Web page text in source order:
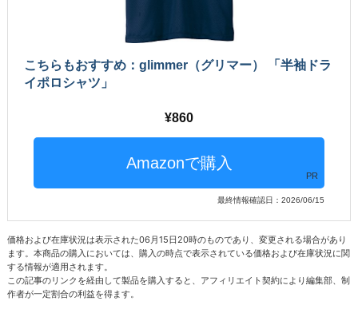
こちらもおすすめ：glimmer（グリマー） 「半袖ドラ
イポロシャツ」
860
PR
最終情報確認日：2026/06/15
価格および在庫状況は表示された06月15日20時のものであり、変更される場合があり
ます。本商品の購入においては、購入の時点で表示されている価格および在庫状況に関
する情報が適用されます。
この記事のリンクを経由して製品を購入すると、アフィリエイト契約により編集部、制
作者が一定割合の利益を得ます。